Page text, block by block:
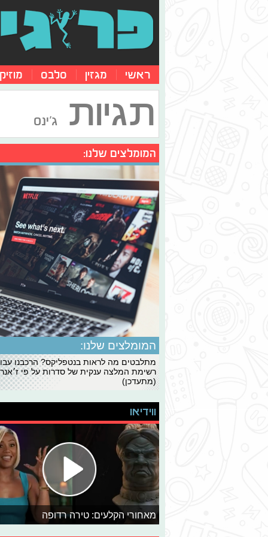
ראשי מגזין סלבס
תגיות ג'ינס
המומלצים שלנו:
המומלצים שלנו:
מתלבטים מה לראות בנטפליקס? הרכבנו
רשימת המלצה ענקית של סדרות על פי
(מתעדכן)
ווידיאו
מאחורי הקלעים: טירה רדופה